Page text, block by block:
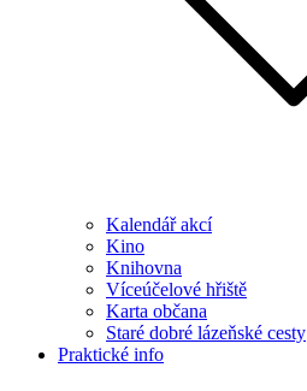
Kalendář akcí
Kino
Knihovna
Víceúčelové hřiště
Karta občana
Staré dobré lázeňské cesty
Praktické info